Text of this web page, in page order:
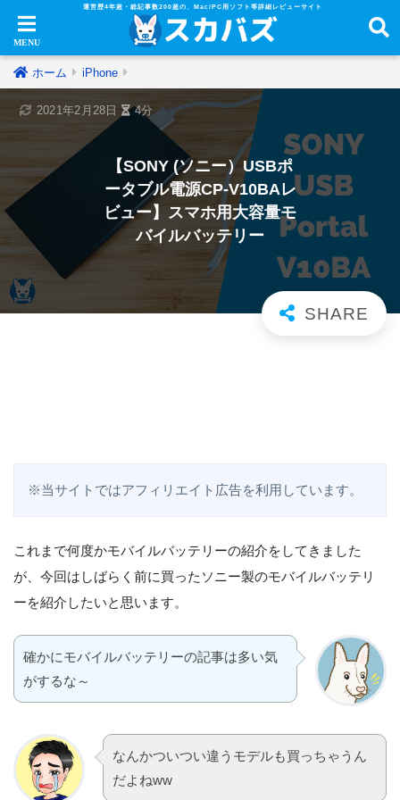
運営歴4年超・総記事数200超の、Mac/PC用ソフト等詳細レビューサイト
ホーム iPhone
【SONY (ソニー）USBポ
ータブル電源CP-V10BAレ
ビュー】スマホ用大容量モ
バイルバッテリー
2021年2月28日 4分
※当サイトではアフィリエイト広告を利用しています。
これまで何度かモバイルバッテリーの紹介をしてきました
が、今回はしばらく前に買ったソニー製のモバイルバッテリ
ーを紹介したいと思います。
確かにモバイルバッテリーの記事は多い気
がするな～
なんかついつい違うモデルも買っちゃうん
だよねww